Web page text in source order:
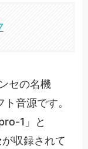
セの名機
音源です。
1」と
収録されて